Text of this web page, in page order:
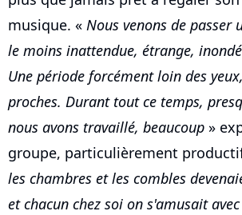
musique. « Nous venons de passer
le moins inattendue, étrange,
Une période forcément loin des
proches. Durant tout ce temps,
nous avons travaillé, beaucoup »
groupe, particulièrement
les chambres et les combles
et chacun chez soi on s'amusait